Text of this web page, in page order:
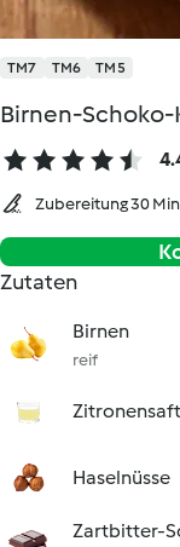
TM7 TM6 TM5
Birnen-
Zubereitung 30 Min
Zutaten
Birnen
reif
Zitronensaft
Haselnüsse
Zartbitter-